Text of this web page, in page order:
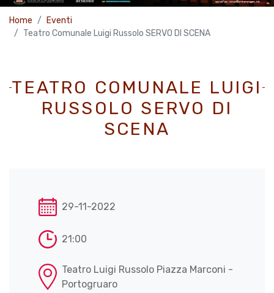
Home
Eventi
Teatro Comunale Luigi Russolo SERVO DI SCENA
TEATRO COMUNALE LUIGI
RUSSOLO SERVO DI
SCENA
29-11-2022
21:00
Teatro Luigi Russolo Piazza Marconi -
Portogruaro